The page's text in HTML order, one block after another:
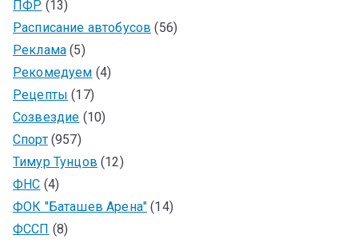
ПФР (13)
Расписание автобусов (56)
Реклама (5)
Рекомедуем (4)
Рецепты (17)
Созвездие (10)
Спорт(957)
Тимур Тунцов (12)
ФНС (4)
ФОК "Баташев Арена" (14)
ФССП (8)